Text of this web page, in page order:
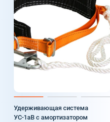
Удерживающая система
УС-1аВ с амортизатором